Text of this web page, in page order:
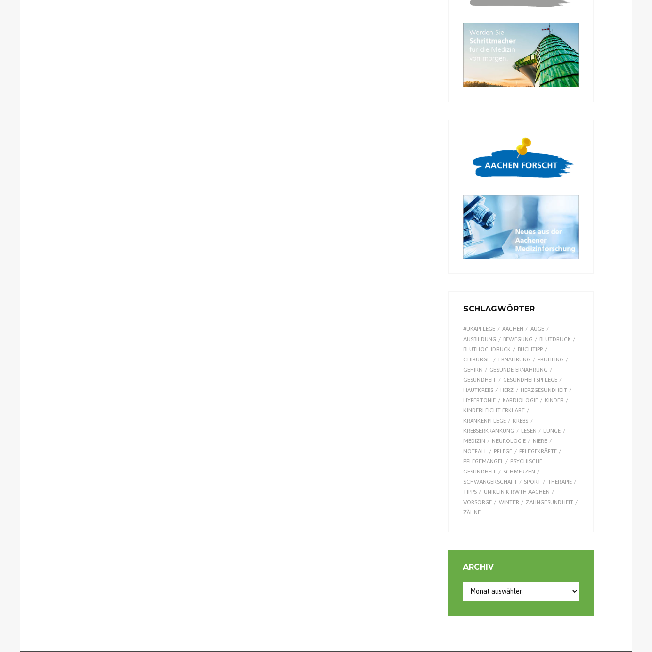
SCHLAGWÖRTER
#UKAPFLEGE AACHEN
AUGE
AUSBILDUNG
BEWEGUNG
BLUTDRUCK
BLUTHOCHDRUCK
BUCHTIPP
CHIRURGIE
ERNÄHRUNG
FRÜHLING
GEHIRN
GESUNDE ERNÄHRUNG
GESUNDHEIT
GESUNDHEITSPFLEGE
HAUTKREBS
HERZ
HERZGESUNDHEIT
HYPERTONIE
KARDIOLOGIE
KINDER
KINDERLEICHT ERKLÄRT
KRANKENPFLEGE
KREBS
KREBSERKRANKUNG
LESEN
LUNGE
MEDIZIN
NEUROLOGIE
NIERE
NOTFALL
PFLEGE
PFLEGEKRÄFTE
PFLEGEMANGEL
PSYCHISCHE
GESUNDHEIT
SCHMERZEN
SCHWANGERSCHAFT
SPORT
THERAPIE
TIPPS
UNIKLINIK RWTH AACHEN
VORSORGE
WINTER
ZAHNGESUNDHEIT
ZÄHNE
ARCHIV